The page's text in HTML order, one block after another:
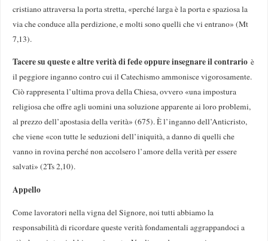
cristiano attraversa la porta stretta, «perché larga è la porta e spaziosa la
via che conduce alla perdizione, e molti sono quelli che vi entrano» (Mt
7,13).
Tacere su queste e altre verità di fede oppure insegnare il contrario è
il peggiore inganno contro cui il Catechismo ammonisce vigorosamente.
Ciò rappresenta l’ultima prova della Chiesa, ovvero «una impostura
religiosa che offre agli uomini una soluzione apparente ai loro problemi,
al prezzo dell’apostasia della verità» (675). È l’inganno dell’Anticristo,
che viene «con tutte le seduzioni dell’iniquità, a danno di quelli che
vanno in rovina perché non accolsero l’amore della verità per essere
salvati» (2Ts 2,10).
Appello
Come lavoratori nella vigna del Signore, noi tutti abbiamo la
responsabilità di ricordare queste verità fondamentali aggrappandoci a